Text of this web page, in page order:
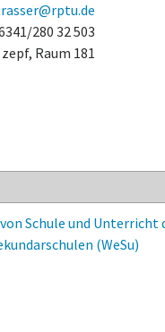
280 32 503
Raum 181
Schule und Unterricht
(WeSu)